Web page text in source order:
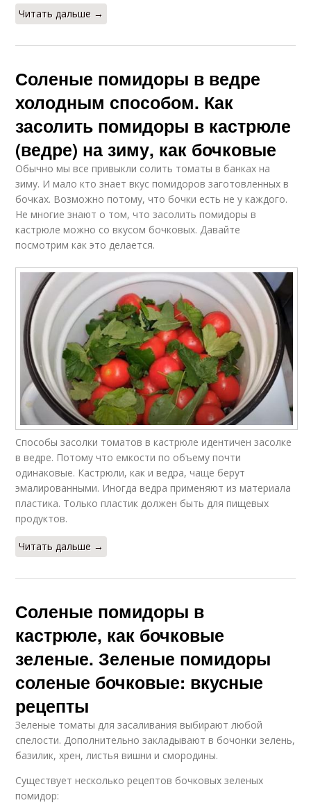
Читать дальше →
Соленые помидоры в ведре
холодным способом. Как
засолить помидоры в кастрюле
(ведре) на зиму, как бочковые
Обычно мы все привыкли солить томаты в банках на
зиму. И мало кто знает вкус помидоров заготовленных в
бочках. Возможно потому, что бочки есть не у каждого.
Не многие знают о том, что засолить помидоры в
кастрюле можно со вкусом бочковых. Давайте
посмотрим как это делается.
Способы засолки томатов в кастрюле идентичен засолке
в ведре. Потому что емкости по объему почти
одинаковые. Кастрюли, как и ведра, чаще берут
эмалированными. Иногда ведра применяют из материала
пластика. Только пластик должен быть для пищевых
продуктов.
Читать дальше →
Соленые помидоры в
кастрюле, как бочковые
зеленые. Зеленые помидоры
соленые бочковые: вкусные
рецепты
Зеленые томаты для засаливания выбирают любой
спелости. Дополнительно закладывают в бочонки зелень,
базилик, хрен, листья вишни и смородины.
Существует несколько рецептов бочковых зеленых
помидор: